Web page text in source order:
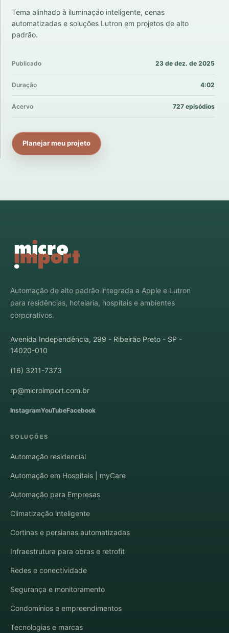
Tema alinhado à iluminação inteligente, cenas
automatizadas e soluções Lutron em projetos de alto
padrão.
Publicado 23 de dez. de 2025
Duração 4:02
Acervo 727 episódios
Planejar meu projeto
Automação de alto padrão integrada a Apple e Lutron
para residências, hotelaria, hospitais e ambientes
corporativos.
Avenida Independência, 299 - Ribeirão Preto - SP -
14020-010
(16) 3211-7373
rp@microimport.com.br
InstagramYouTubeFacebook
SOLUÇÕES
Automação residencial
Automação em Hospitais | myCare
Automação para Empresas
Climatização inteligente
Cortinas e persianas automatizadas
Infraestrutura para obras e retrofit
Redes e conectividade
Segurança e monitoramento
Condomínios e empreendimentos
Tecnologias e marcas